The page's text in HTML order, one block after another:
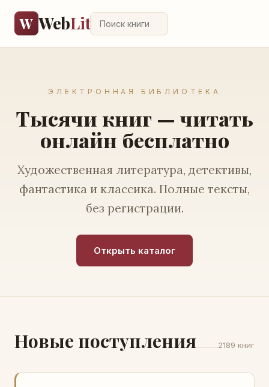
W WebLit
ЭЛЕКТРОННАЯ БИБЛИОТЕКА
Тысячи книг — читать
онлайн бесплатно
Художественная литература, детективы,
фантастика и классика. Полные тексты,
без регистрации.
Открыть каталог
Новые поступления 2189 книг